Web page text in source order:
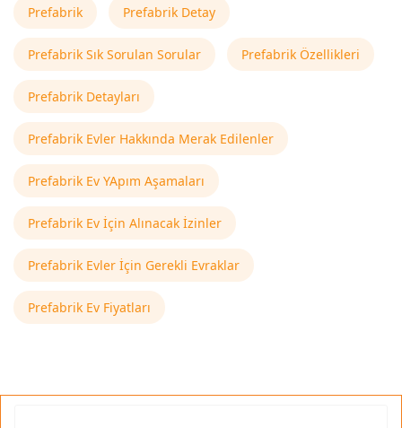
Prefabrik Prefabrik Detay
Prefabrik Sık Sorulan Sorular Prefabrik Özellikleri
Prefabrik Detayları
Prefabrik Evler Hakkında Merak Edilenler
Prefabrik Ev YApım Aşamaları
Prefabrik Ev İçin Alınacak İzinler
Prefabrik Evler İçin Gerekli Evraklar
Prefabrik Ev Fiyatları